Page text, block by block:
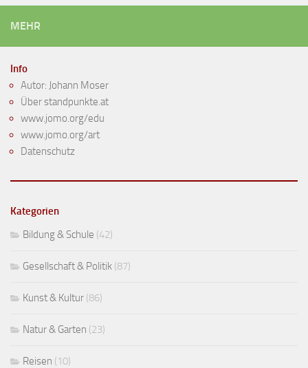
MEHR
Info
Autor: Johann Moser
Über standpunkte.at
www.jomo.org/edu
www.jomo.org/art
Datenschutz
Kategorien
Bildung & Schule (42)
Gesellschaft & Politik (87)
Kunst & Kultur (86)
Natur & Garten (23)
Reisen (10)